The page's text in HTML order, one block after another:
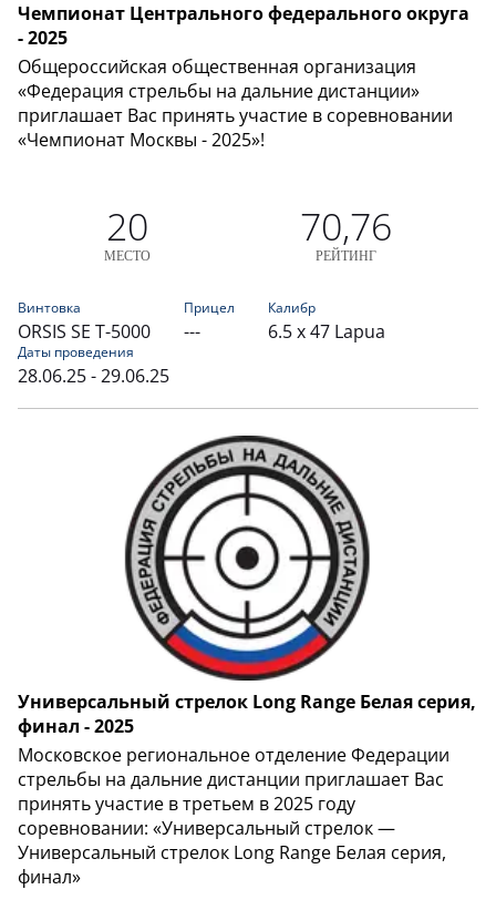
Чемпионат Центрального федерального округа
- 2025
Общероссийская общественная организация
«Федерация стрельбы на дальние дистанции»
приглашает Вас принять участие в соревновании
«Чемпионат Москвы - 2025»!
20
МЕСТО
70,76
РЕЙТИНГ
Винтовка
ORSIS SE T-5000
Прицел
---
Калибр
6.5 x 47 Lapua
Даты проведения
28.06.25 - 29.06.25
Универсальный стрелок Long Range Белая серия,
финал - 2025
Московское региональное отделение Федерации
стрельбы на дальние дистанции приглашает Вас
принять участие в третьем в 2025 году
соревновании: «Универсальный стрелок —
Универсальный стрелок Long Range Белая серия,
финал»